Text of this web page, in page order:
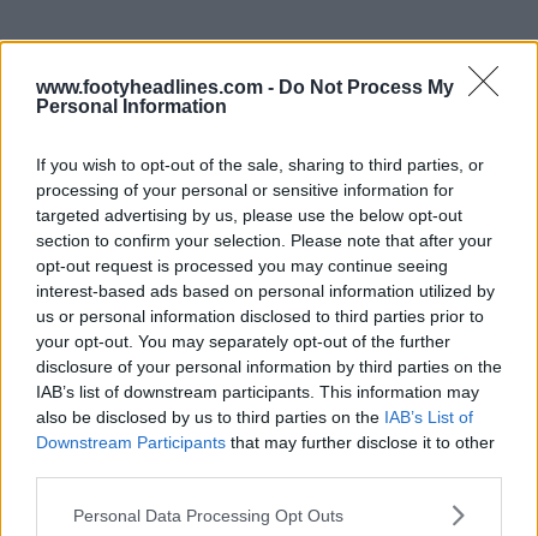
www.footyheadlines.com - Do Not Process My
Personal Information
If you wish to opt-out of the sale, sharing to third parties, or
processing of your personal or sensitive information for
targeted advertising by us, please use the below opt-out
section to confirm your selection. Please note that after your
opt-out request is processed you may continue seeing
interest-based ads based on personal information utilized by
us or personal information disclosed to third parties prior to
your opt-out. You may separately opt-out of the further
disclosure of your personal information by third parties on the
IAB’s list of downstream participants. This information may
also be disclosed by us to third parties on the IAB’s List of
Downstream Participants that may further disclose it to other
Personal Data Processing Opt Outs
Camisas Spezia 24-25